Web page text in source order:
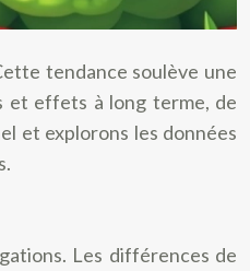
tendance soulève une
et effets à long terme, de
et explorons les données
Les différences de